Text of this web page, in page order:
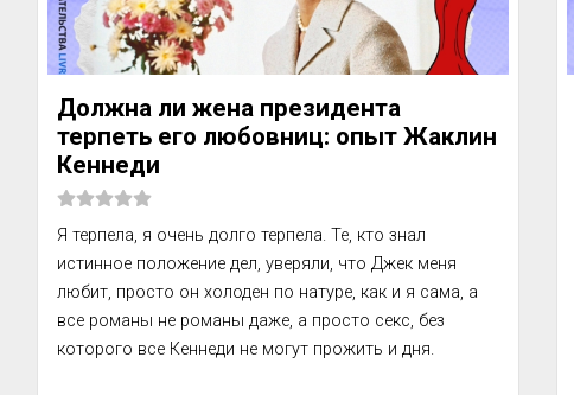
Должна ли жена президента
терпеть его любовниц: опыт Жаклин
Кеннеди
Я терпела, я очень долго терпела. Те, кто знал
истинное положение дел, уверяли, что Джек меня
любит, просто он холоден по натуре, как и я сама, а
все романы не романы даже, а просто секс, без
которого все Кеннеди не могут прожить и дня.